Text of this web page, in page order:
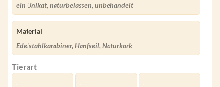
ein Unikat, naturbelassen, unbehandelt
Material
Edelstahlkarabiner, Hanfseil, Naturkork
Tierart